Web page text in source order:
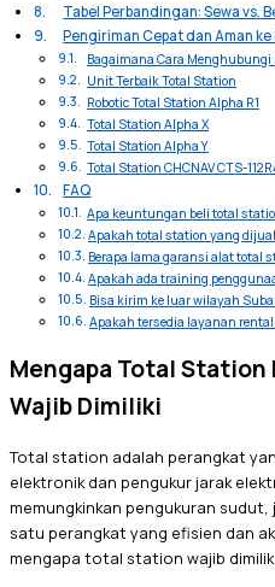
Tabel Perbandingan: Sewa vs.
Pengiriman Cepat dan Aman
Bagaimana Cara Menghubungi
Unit Terbaik Total Station
Robotic Total Station Alpha R1
Total Station Alpha X
Total Station Alpha Y
Total Station CHCNAV CTS-
FAQ
Apa keuntungan beli total
Apakah total station yang
Berapa lama garansi alat total
Apakah ada training
Bisa kirim ke luar wilayah
Apakah tersedia layanan
Mengapa Total Station
Wajib Dimiliki
Total station adalah perangkat
elektronik dan pengukur jarak
memungkinkan pengukuran
satu perangkat yang efisien dan
mengapa total station wajib